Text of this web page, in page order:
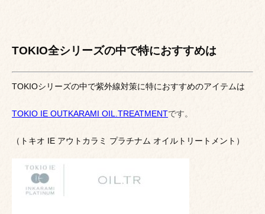
TOKIO全シリーズの中で特におすすめは
TOKIOシリーズの中で紫外線対策に特におすすめのアイテムは
TOKIO IE OUTKARAMI OIL.TREATMENTです。
（トキオ IE アウトカラミ プラチナム オイルトリートメント）